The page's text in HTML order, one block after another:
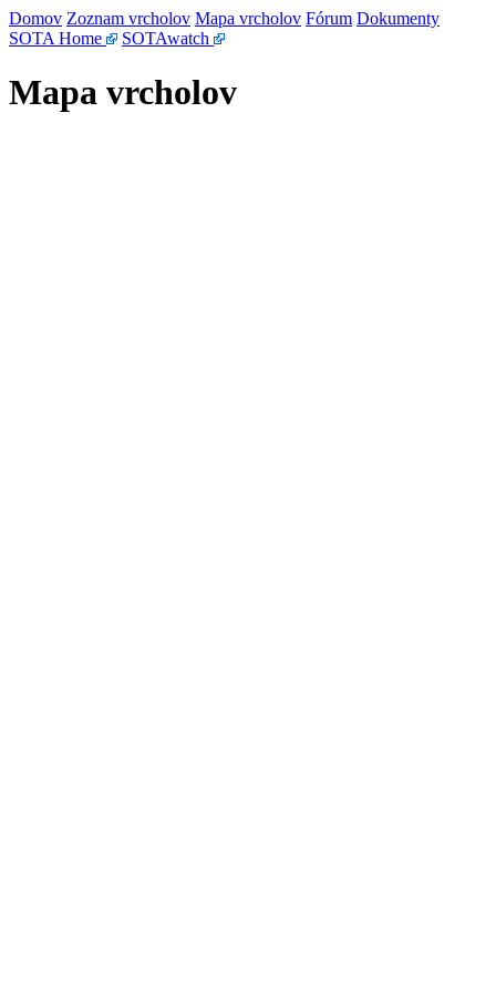
Domov Zoznam vrcholov Mapa vrcholov Fórum Dokumenty
SOTA Home
SOTAwatch
Mapa vrcholov